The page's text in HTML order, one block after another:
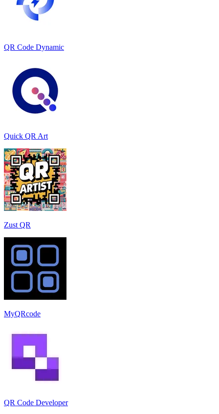
QR Code Dynamic
Quick QR Art
Zust QR
MyQRcode
QR Code Developer